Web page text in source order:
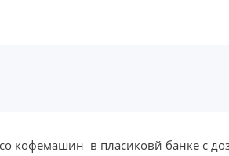
кофемашин в пласиковй банке с